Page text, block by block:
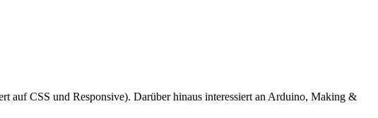
CSS und Responsive). Darüber hinaus interessiert an Arduino, Making &